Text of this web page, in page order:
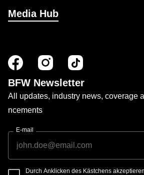
Media Hub
BFW Newsletter
All updates, industry news, coverage
ncements
E-mail
Durch Anklicken des Kästchens